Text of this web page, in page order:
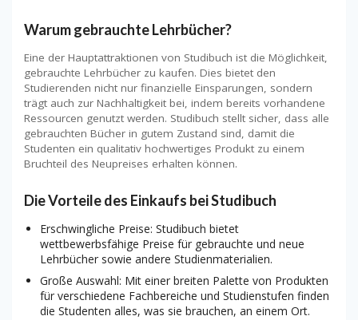
Warum gebrauchte Lehrbücher?
Eine der Hauptattraktionen von Studibuch ist die Möglichkeit,
gebrauchte Lehrbücher zu kaufen. Dies bietet den
Studierenden nicht nur finanzielle Einsparungen, sondern
trägt auch zur Nachhaltigkeit bei, indem bereits vorhandene
Ressourcen genutzt werden. Studibuch stellt sicher, dass alle
gebrauchten Bücher in gutem Zustand sind, damit die
Studenten ein qualitativ hochwertiges Produkt zu einem
Bruchteil des Neupreises erhalten können.
Die Vorteile des Einkaufs bei Studibuch
Erschwingliche Preise: Studibuch bietet
wettbewerbsfähige Preise für gebrauchte und neue
Lehrbücher sowie andere Studienmaterialien.
Große Auswahl: Mit einer breiten Palette von Produkten
für verschiedene Fachbereiche und Studienstufen finden
die Studenten alles, was sie brauchen, an einem Ort.